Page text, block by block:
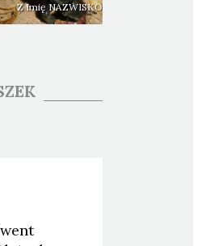
Z Imię NAZWISKO